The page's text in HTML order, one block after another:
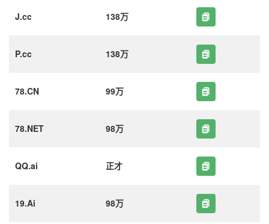
J.cc 138万
P.cc 138万
78.CN 99万
78.NET 98万
QQ.ai 正才
19.Ai 98万